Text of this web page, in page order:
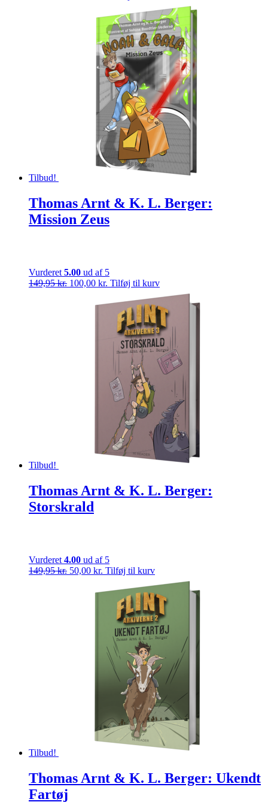
149,95 kr..
pris
er:
100,00 kr..
Tilbud!
Thomas Arnt & K. L. Berger:
Mission Zeus
Vurderet 5.00 ud af 5
149,95kr. Den
100,00 kr. Den
pris
100,00 kr..
Tilføj til kurv
Tilbud!
Thomas Arnt & K. L. Berger:
Storskrald
Vurderet 4.00 ud af 5
149,95kr. Den
50,00 kr. Den
pris
50,00 kr..
Tilføj til kurv
Tilbud!
Thomas Arnt & K. L. Berger: Ukendt
Fartøj